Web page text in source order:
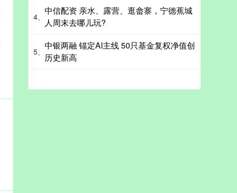
4、
中信配资 亲水、露营、逛畲寨，宁德蕉城
人周末去哪儿玩?
5、
中银两融 锚定AI主线 50只基金复权净值创
历史新高